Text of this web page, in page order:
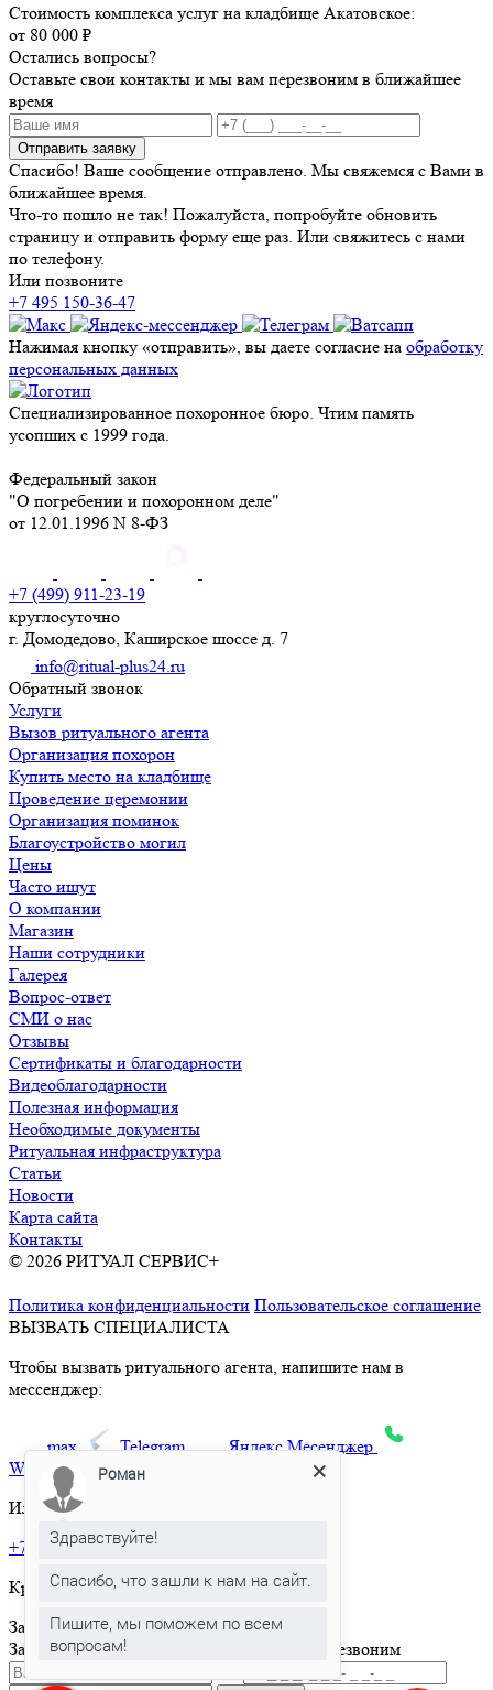
Стоимость комплекса услуг на кладбище Акатовское:
от 80 000 ₽
Остались вопросы?
Оставьте свои контакты и мы вам перезвоним в ближайшее
время
Отправить заявку
Спасибо! Ваше сообщение отправлено. Мы свяжемся с Вами в
ближайшее время.
Что-то пошло не так! Пожалуйста, попробуйте обновить
страницу и отправить форму еще раз. Или свяжитесь с нами
по телефону.
Или позвоните
+7 495 150-36-47
Нажимая кнопку «отправить», вы даете согласие на обработку
персональных данных
Специализированное похоронное бюро. Чтим память
усопших с 1999 года.
Федеральный закон
"О погребении и похоронном деле"
от 12.01.1996 N 8-ФЗ
+7 (499) 911-23-19
круглосуточно
г. Домодедово, Каширское шоссе д. 7
info@ritual-plus24.ru
Обратный звонок
Услуги
Вызов ритуального агента
Организация похорон
Купить место на кладбище
Проведение церемонии
Организация поминок
Благоустройство могил
Цены
Часто ищут
О компании
Магазин
Наши сотрудники
Галерея
Вопрос-ответ
СМИ о нас
Отзывы
Сертификаты и благодарности
Видеоблагодарности
Полезная информация
Необходимые документы
Ритуальная инфраструктура
Статьи
Новости
Карта сайта
Контакты
© 2026 РИТУАЛ СЕРВИС+
Политика конфиденциальности Пользовательское соглашение
ВЫЗВАТЬ СПЕЦИАЛИСТА
Чтобы вызвать ритуального агента, напишите нам в
мессенджер:
max Telegram
Яндекс.Месенджер
What’sApp
Или позвоните по телефону:
+7 495 150-36-47
Круглосуточная горячая линия
Заказать товар
Заполните и отправьте форму и мы вам перезвоним
Роман
Здравствуйте!
Спасибо, что зашли к нам на сайт.
Пишите, мы поможем по всем
вопросам!